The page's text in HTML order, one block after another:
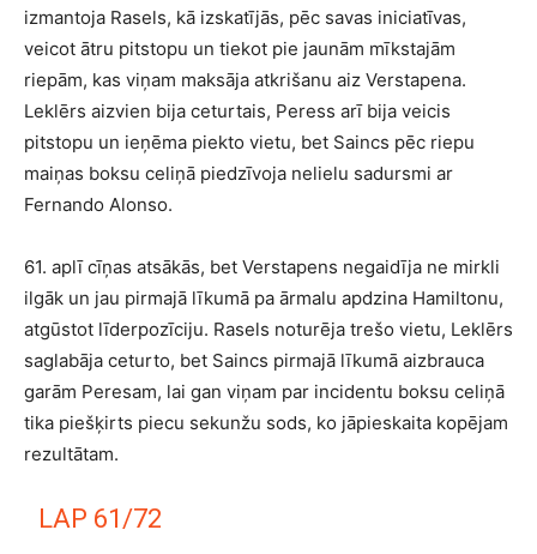
izmantoja Rasels, kā izskatījās, pēc savas iniciatīvas,
veicot ātru pitstopu un tiekot pie jaunām mīkstajām
riepām, kas viņam maksāja atkrišanu aiz Verstapena.
Leklērs aizvien bija ceturtais, Peress arī bija veicis
pitstopu un ieņēma piekto vietu, bet Saincs pēc riepu
maiņas boksu celiņā piedzīvoja nelielu sadursmi ar
Fernando Alonso.
61. aplī cīņas atsākās, bet Verstapens negaidīja ne mirkli
ilgāk un jau pirmajā līkumā pa ārmalu apdzina Hamiltonu,
atgūstot līderpozīciju. Rasels noturēja trešo vietu, Leklērs
saglabāja ceturto, bet Saincs pirmajā līkumā aizbrauca
garām Peresam, lai gan viņam par incidentu boksu celiņā
tika piešķirts piecu sekunžu sods, ko jāpieskaita kopējam
rezultātam.
LAP 61/72